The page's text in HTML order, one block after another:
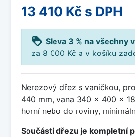
13 410 Kč s DPH
loyalty Sleva 3 % na všechny
za 8 000 Kč a v košíku
Nerezový dřez s vaničkou,
440 mm, vana 340 x 400 x
horní nebo do roviny,
Součástí dřezu je kompletní